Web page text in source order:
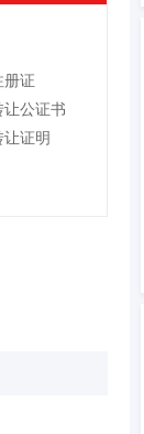
册证
让公证书
证明